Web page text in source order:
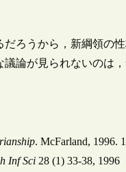
ろうから，新綱領の
論が見られないのは，
. McFarland, 1996.
Inf Sci 28 (1) 33-38, 1996